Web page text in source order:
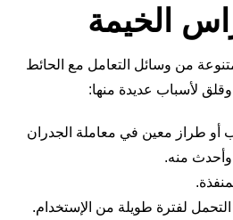
الخيمة
من وسائل التعامل مع الحائط
لأسباب عديدة منها:
أو طراز معين في معاملة الجدران
منه.
لفترة طويلة من الإستخدام.